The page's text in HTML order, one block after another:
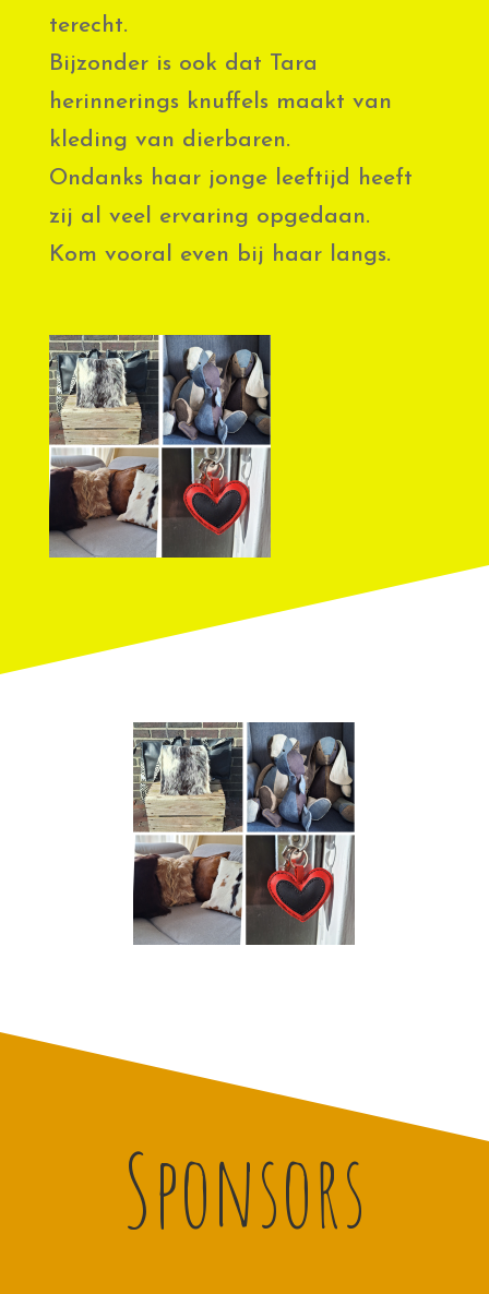
terecht.
Bijzonder is ook dat Tara
herinnerings knuffels maakt van
kleding van dierbaren.
Ondanks haar jonge leeftijd heeft
zij al veel ervaring opgedaan.
Kom vooral even bij haar langs.
Sponsors